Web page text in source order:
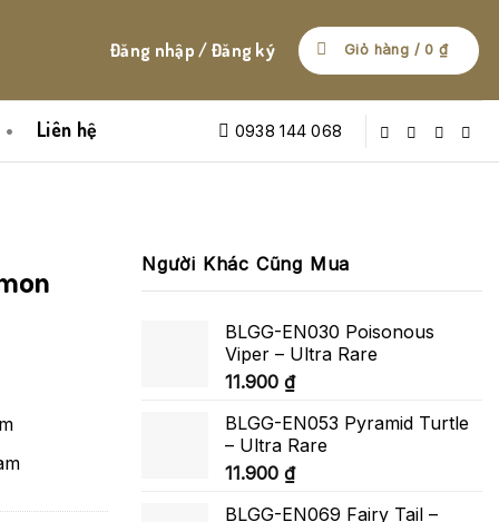
Đăng nhập / Đăng ký Giỏ hàng /0₫
Liên hệ 0938 144 068
Người Khác Cũng Mua
BLGG-EN030 Poisonous
Viper – Ultra Rare
11.900 ₫
BLGG-EN053 Pyramid Turtle
– Ultra Rare
11.900 ₫
BLGG-EN069 Fairy Tail –